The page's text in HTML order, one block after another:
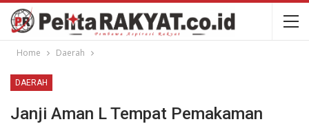
Home Daerah
DAERAH
Janji Aman L Tempat Pemakaman